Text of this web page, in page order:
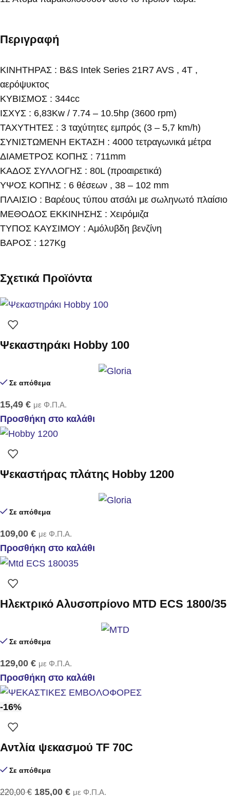
Περιγραφή
ΚΙΝΗΤΗΡΑΣ : B&S Intek Series 21R7 AVS , 4T ,
αερόψυκτος
ΚΥΒΙΣΜΟΣ : 344cc
ΙΣΧΥΣ : 6,83Kw / 7.74 – 10.5hp (3600 rpm)
ΤΑΧΥΤΗΤΕΣ : 3 ταχύτητες εμπρός (3 – 5,7 km/h)
ΣΥΝΙΣΤΩΜΕΝΗ ΕΚΤΑΣΗ : 4000 τετραγωνικά μέτρα
ΔΙΑΜΕΤΡΟΣ ΚΟΠΗΣ : 711mm
ΚΑΔΟΣ ΣΥΛΛΟΓΗΣ : 80L (προαιρετικά)
ΥΨΟΣ ΚΟΠΗΣ : 6 θέσεων , 38 – 102 mm
ΠΛΑΙΣΙΟ : Βαρέους τύπου ατσάλι με σωληνωτό πλαίσιο
ΜΕΘΟΔΟΣ ΕΚΚΙΝΗΣΗΣ : Χειρόμιζα
ΤΥΠΟΣ ΚΑΥΣΙΜΟΥ : Αμόλυβδη βενζίνη
ΒΑΡΟΣ : 127Kg
Σχετικά Προϊόντα
Ψεκαστηράκι Hobby 100
Σε απόθεμα
15,49 € με Φ.Π.Α.
Προσθήκη στο καλάθι
Ψεκαστήρας πλάτης Hobby 1200
Σε απόθεμα
109,00 € με Φ.Π.Α.
Προσθήκη στο καλάθι
Ηλεκτρικό Αλυσοπρίονο MTD ECS 1800/35
Σε απόθεμα
129,00 € με Φ.Π.Α.
Προσθήκη στο καλάθι
-16%
Αντλία ψεκασμού TF 70C
Σε απόθεμα
220,00€ 185,00 € με Φ.Π.Α.